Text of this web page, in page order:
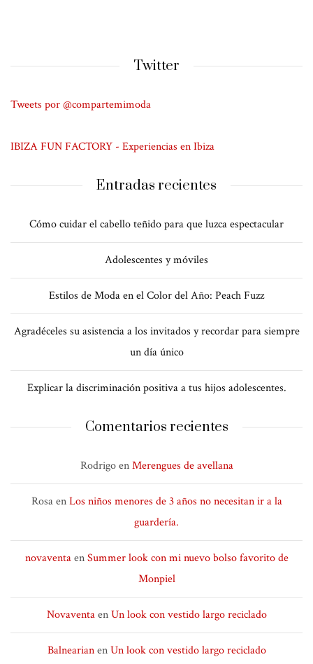
Twitter
Tweets por @compartemimoda
IBIZA FUN FACTORY - Experiencias en Ibiza
Entradas recientes
Cómo cuidar el cabello teñido para que luzca espectacular
Adolescentes y móviles
Estilos de Moda en el Color del Año: Peach Fuzz
Agradéceles su asistencia a los invitados y recordar para siempre
un día único
Explicar la discriminación positiva a tus hijos adolescentes.
Comentarios recientes
RodrigoenMerengues de avellana
RosaenLos niños menores de 3 años no necesitan ir a la
guardería.
novaventaenSummer look con mi nuevo bolso favorito de
Monpiel
NovaventaenUn look con vestido largo reciclado
BalnearianenUn look con vestido largo reciclado